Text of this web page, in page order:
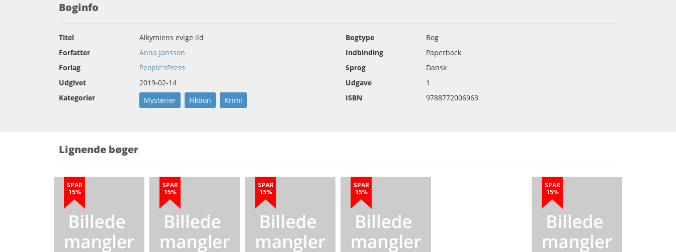
Boginfo
Titel
Alkymiens evige ild
Forfatter
Anna Jansson
Forlag
People'sPress
Udgivet
2019-02-14
Kategorier
Mysterier Fiktion Krimi
Bogtype
Bog
Indbinding
Paperback
Sprog
Dansk
Udgave
1
ISBN
9788772006963
Lignende bøger
SPAR
15%
SPAR
15%
SPAR
15%
SPAR
15%
SPAR
15%